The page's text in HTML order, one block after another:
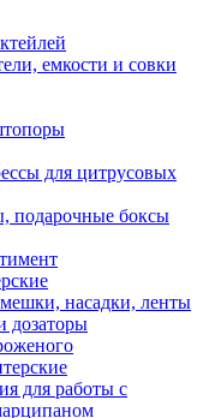
емкости и совки
для цитрусовых
подарочные боксы
насадки, ленты
дозаторы
для работы с